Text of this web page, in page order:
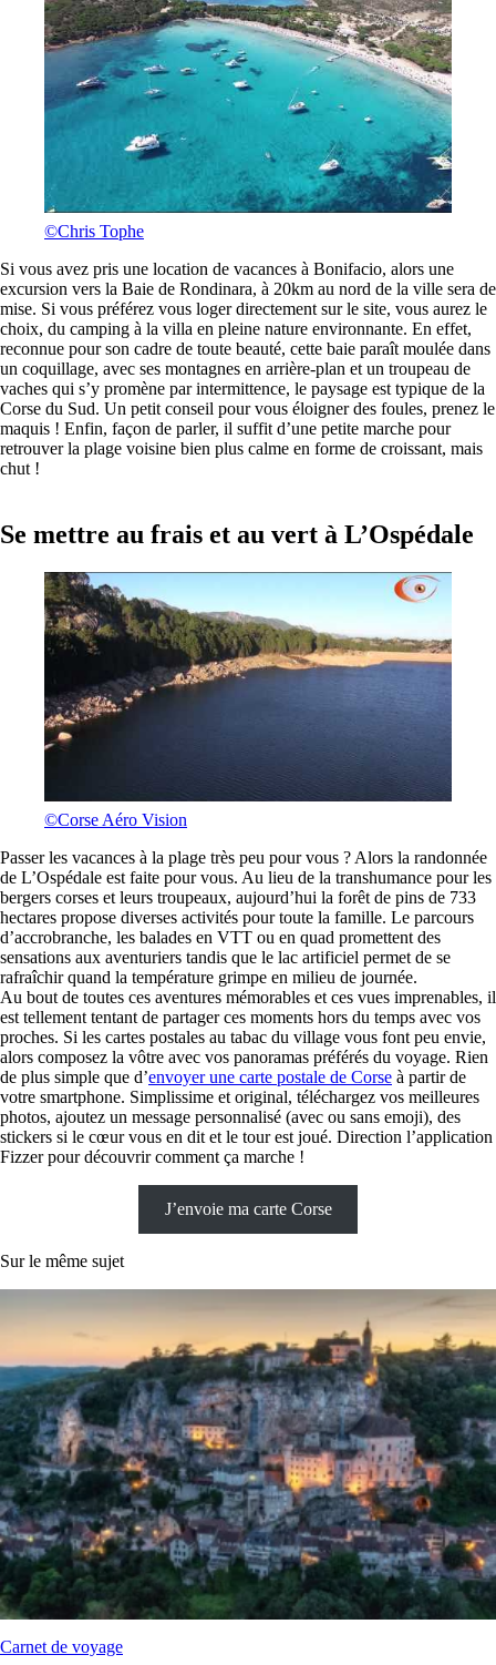
©Chris Tophe
Si vous avez pris une location de vacances à Bonifacio, alors une
excursion vers la Baie de Rondinara, à 20km au nord de la ville sera de
mise. Si vous préférez vous loger directement sur le site, vous aurez le
choix, du camping à la villa en pleine nature environnante. En effet,
reconnue pour son cadre de toute beauté, cette baie paraît moulée dans
un coquillage, avec ses montagnes en arrière-plan et un troupeau de
vaches qui s’y promène par intermittence, le paysage est typique de la
Corse du Sud. Un petit conseil pour vous éloigner des foules, prenez le
maquis ! Enfin, façon de parler, il suffit d’une petite marche pour
retrouver la plage voisine bien plus calme en forme de croissant, mais
chut !
Se mettre au frais et au vert à L’Ospédale
©Corse Aéro Vision
Passer les vacances à la plage très peu pour vous ? Alors la randonnée
de L’Ospédale est faite pour vous. Au lieu de la transhumance pour les
bergers corses et leurs troupeaux, aujourd’hui la forêt de pins de 733
hectares propose diverses activités pour toute la famille. Le parcours
d’accrobranche, les balades en VTT ou en quad promettent des
sensations aux aventuriers tandis que le lac artificiel permet de se
rafraîchir quand la température grimpe en milieu de journée.
Au bout de toutes ces aventures mémorables et ces vues imprenables, il
est tellement tentant de partager ces moments hors du temps avec vos
proches. Si les cartes postales au tabac du village vous font peu envie,
alors composez la vôtre avec vos panoramas préférés du voyage. Rien
de plus simple que d’envoyer une carte postale de Corse à partir de
votre smartphone. Simplissime et original, téléchargez vos meilleures
photos, ajoutez un message personnalisé (avec ou sans emoji), des
stickers si le cœur vous en dit et le tour est joué. Direction l’application
Fizzer pour découvrir comment ça marche !
J’envoie ma carte Corse
Sur le même sujet
Carnet de voyage